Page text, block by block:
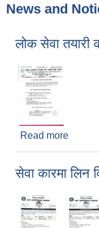
News and
लोक सेवा तयारी
Read more
सेवा कारमा लिन